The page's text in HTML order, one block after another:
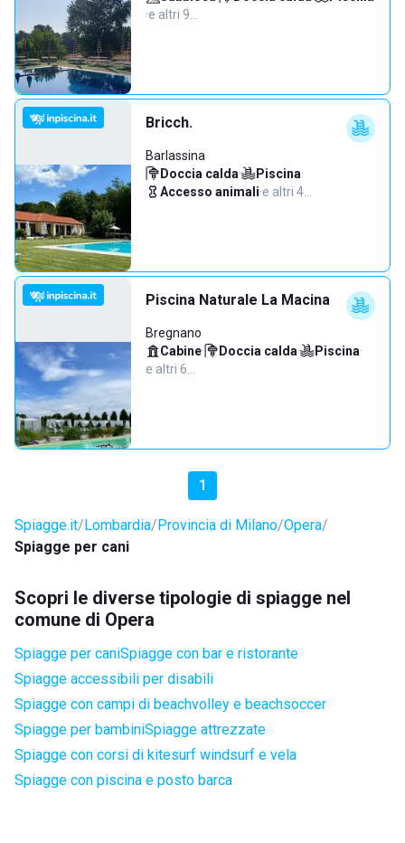
·e altri 9…
Bricch.
Barlassina
Doccia calda· Piscina·
Accesso animali·e altri 4…
Piscina Naturale La Macina
Bregnano
Cabine· Doccia calda· Piscina·
e altri 6…
1
Spiagge.it Lombardia Provincia di Milano Opera
Spiagge per cani
Scopri le diverse tipologie di spiagge nel
comune di Opera
Spiagge per caniSpiagge con bar e ristorante
Spiagge accessibili per disabili
Spiagge con campi di beachvolley e beachsoccer
Spiagge per bambiniSpiagge attrezzate
Spiagge con corsi di kitesurf windsurf e vela
Spiagge con piscina e posto barca